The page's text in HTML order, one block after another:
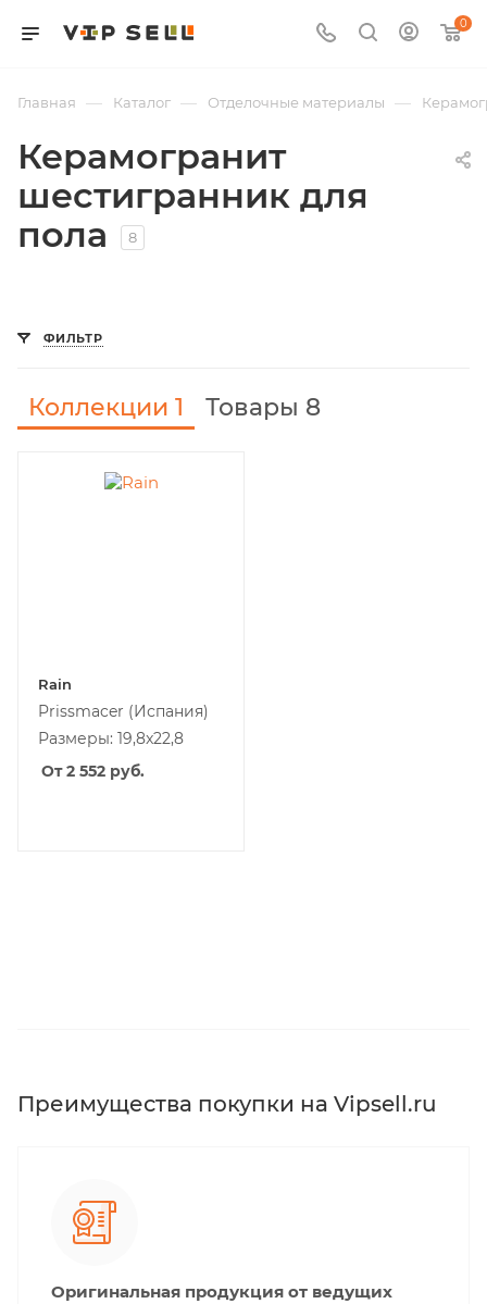
0
Главная — Каталог — Отделочные материалы —
Керамогранит
шестигранник для
пола
8
ФИЛЬТР
Коллекции 1 Товары 8
Rain
Prissmacer (Испания)
Размеры: 19,8x22,8
От 2 552 руб.
Преимущества покупки на Vipsell.ru
Оригинальная продукция от ведущих